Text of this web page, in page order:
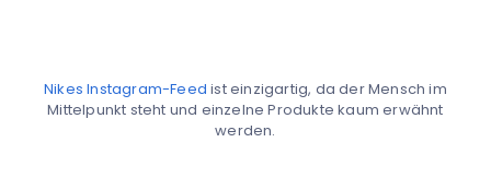
Nikes Instagram-Feed ist einzigartig, da der Mensch im
Mittelpunkt steht und einzelne Produkte kaum erwähnt
werden.